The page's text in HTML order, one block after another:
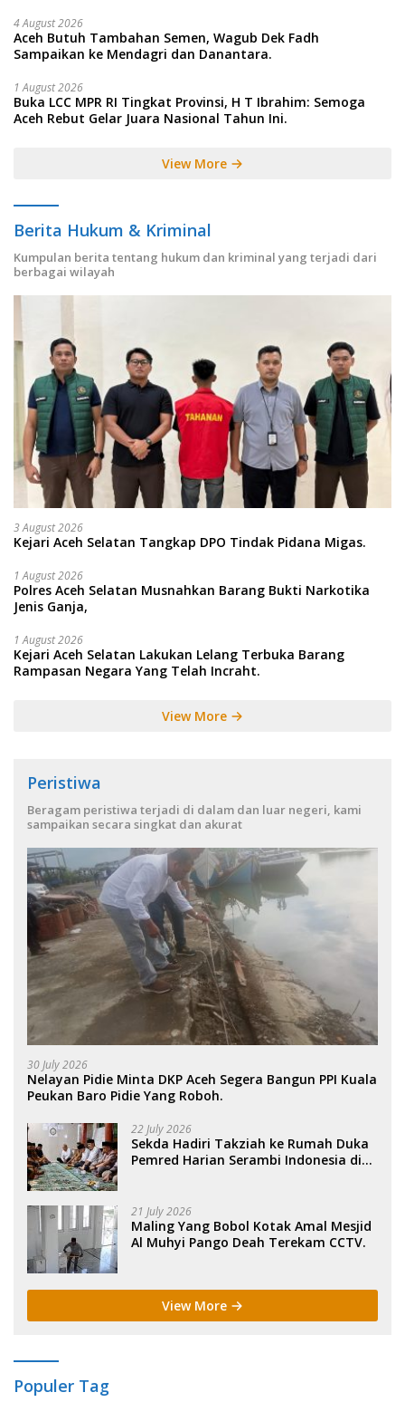
4 August 2026
Aceh Butuh Tambahan Semen, Wagub Dek Fadh
Sampaikan ke Mendagri dan Danantara.
1 August 2026
Buka LCC MPR RI Tingkat Provinsi, H T Ibrahim: Semoga
Aceh Rebut Gelar Juara Nasional Tahun Ini.
View More
Berita Hukum & Kriminal
Kumpulan berita tentang hukum dan kriminal yang terjadi dari
berbagai wilayah
3 August 2026
Kejari Aceh Selatan Tangkap DPO Tindak Pidana Migas.
1 August 2026
Polres Aceh Selatan Musnahkan Barang Bukti Narkotika
Jenis Ganja,
1 August 2026
Kejari Aceh Selatan Lakukan Lelang Terbuka Barang
Rampasan Negara Yang Telah Incraht.
View More
Peristiwa
Beragam peristiwa terjadi di dalam dan luar negeri, kami
sampaikan secara singkat dan akurat
30 July 2026
Nelayan Pidie Minta DKP Aceh Segera Bangun PPI Kuala
Peukan Baro Pidie Yang Roboh.
22 July 2026
Sekda Hadiri Takziah ke Rumah Duka
Pemred Harian Serambi Indonesia di
21 July 2026
Maling Yang Bobol Kotak Amal Mesjid
Al Muhyi Pango Deah Terekam CCTV.
View More
Populer Tag